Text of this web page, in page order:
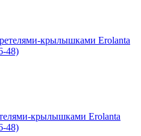
крылышками Erolanta
48)